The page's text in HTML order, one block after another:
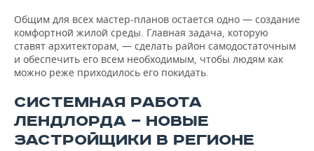
Общим для всех мастер-планов остается одно — создание
комфортной жилой среды. Главная задача, которую
ставят архитекторам, — сделать район самодостаточным
и обеспечить его всем необходимым, чтобы людям как
можно реже приходилось его покидать.
СИСТЕМНАЯ РАБОТА
ЛЕНДЛОРДА — НОВЫЕ
ЗАСТРОЙЩИКИ В РЕГИОНЕ